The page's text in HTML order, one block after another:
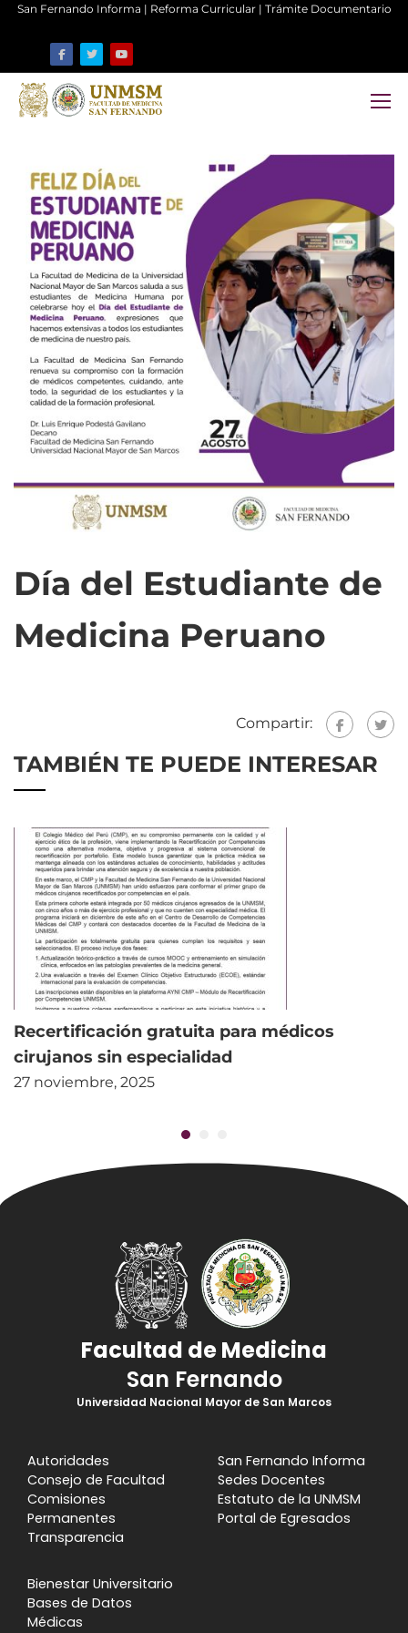
San Fernando Informa | Reforma Curricular| Trámite Documentario
Día del Estudiante de
Medicina Peruano
Compartir:
TAMBIÉN TE PUEDE INTERESAR
Recertificación gratuita para médicos
cirujanos sin especialidad
27 noviembre, 2025
Facultad de Medicina
San Fernando
Universidad Nacional Mayor de San Marcos
Autoridades
Consejo de Facultad
Comisiones
Permanentes
Transparencia
San Fernando Informa
Sedes Docentes
Estatuto de la UNMSM
Portal de Egresados
Bienestar Universitario
Bases de Datos
Médicas